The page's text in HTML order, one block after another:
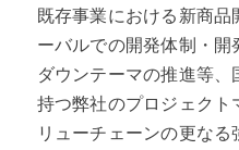
既存事業における新商品
ーバルでの開発体制・開
ダウンテーマの推進等
持つ弊社のプロジェク
リューチェーンの更な